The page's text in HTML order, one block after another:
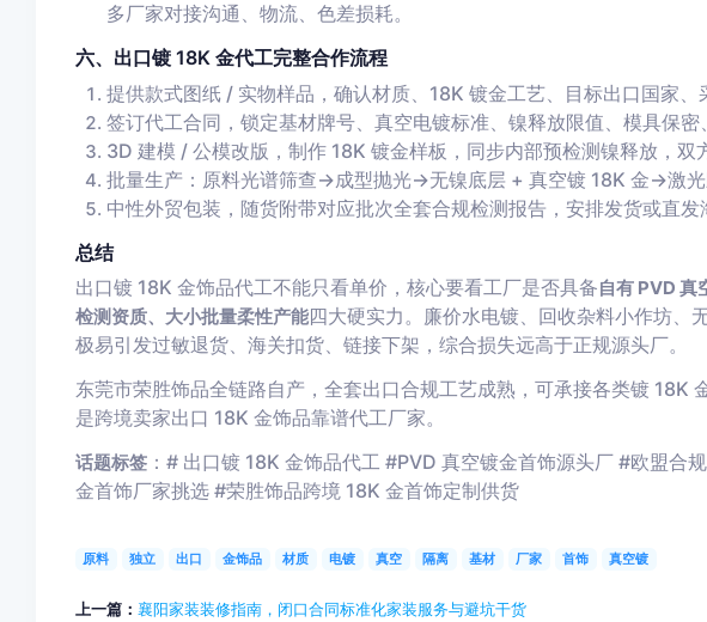
多厂家对接沟通、物流、色差损耗。
六、出口镀 18K 金代工完整合作流程
提供款式图纸 / 实物样品，确认材质、18K 镀金工艺、目标出口国家、
签订代工合同，锁定基材牌号、真空电镀标准、镍释放限值、模具保密
3D 建模 / 公模改版，制作 18K 镀金样板，同步内部预检测镍释放，双
批量生产：原料光谱筛查→成型抛光→无镍底层 + 真空镀 18K 金→激
中性外贸包装，随货附带对应批次全套合规检测报告，安排发货或直发
总结
出口镀 18K 金饰品代工不能只看单价，核心要看工厂是否具备自有 PVD 真
检测资质、大小批量柔性产能四大硬实力。廉价水电镀、回收杂料小作坊、
极易引发过敏退货、海关扣货、链接下架，综合损失远高于正规源头厂。
东莞市荣胜饰品全链路自产，全套出口合规工艺成熟，可承接各类镀 18K
是跨境卖家出口 18K 金饰品靠谱代工厂家。
话题标签：# 出口镀 18K 金饰品代工 #PVD 真空镀金首饰源头厂 #欧盟合
金首饰厂家挑选 #荣胜饰品跨境 18K 金首饰定制供货
原料 独立 出口 金饰品 材质 电镀 真空 隔离 基材 厂家 首饰 真空镀
上一篇： 襄阳家装装修指南，闭口合同标准化家装服务与避坑干货